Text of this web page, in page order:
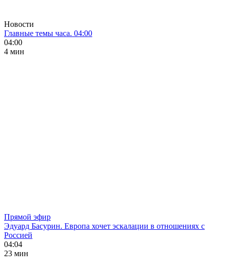
Новости
Главные темы часа. 04:00
04:00
4 мин
Прямой эфир
Эдуард Басурин. Европа хочет эскалации в отношениях с
Россией
04:04
23 мин